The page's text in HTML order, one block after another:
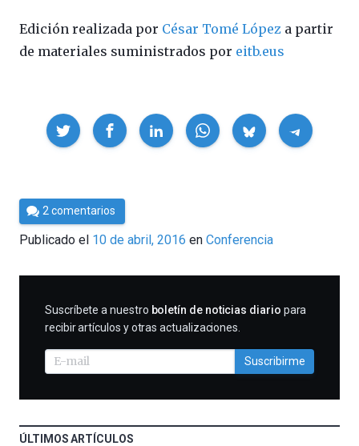
Edición realizada por César Tomé López a partir
de materiales suministrados por eitb.eus
Compartir
Por
César
Tomé
2 comentarios
Publicado el 10 de abril, 2016 en Conferencia
SUSCRIBIRME
Suscríbete a nuestro boletín de noticias diario para
recibir artículos y otras actualizaciones.
Suscribirme
ÚLTIMOS ARTÍCULOS